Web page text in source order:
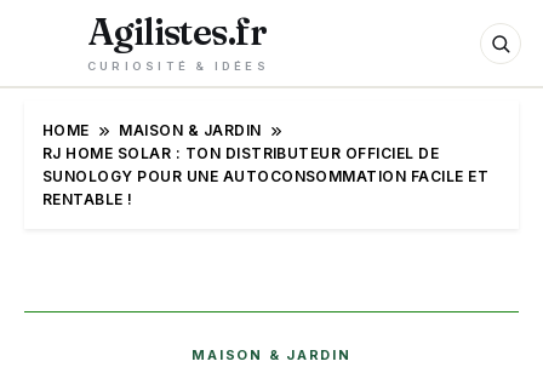
Agilistes.fr
CURIOSITÉ & IDÉES
HOME
MAISON & JARDIN
RJ HOME SOLAR : TON DISTRIBUTEUR OFFICIEL DE
SUNOLOGY POUR UNE AUTOCONSOMMATION FACILE ET
RENTABLE !
MAISON & JARDIN